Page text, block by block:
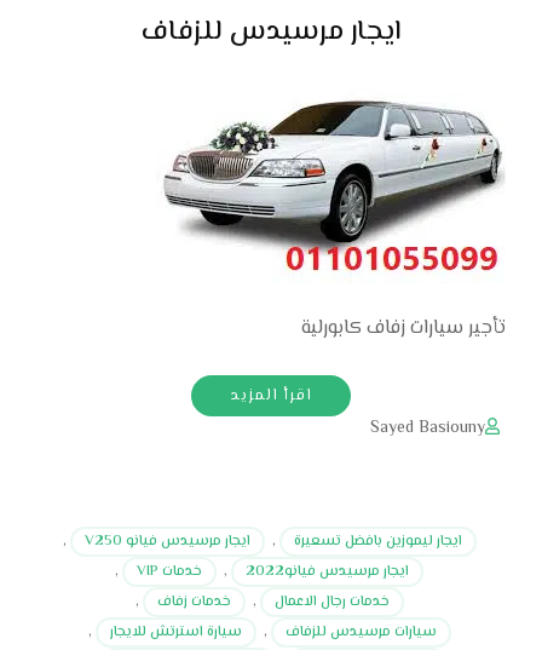
ايجار مرسيدس للزفاف
تأجير سيارات زفاف كابورلية
اقرأ المزيد
Sayed Basiouny
ايجار ليموزين بافضل تسعيرة , ايجار مرسيدس فيانو V250
,
ايجار مرسيدس فيانو2022
, خدمات VIP
,
خدمات رجال الاعمال
, خدمات زفاف
,
سيارات مرسيدس للزفاف
, سيارة استرتش للايجار
,